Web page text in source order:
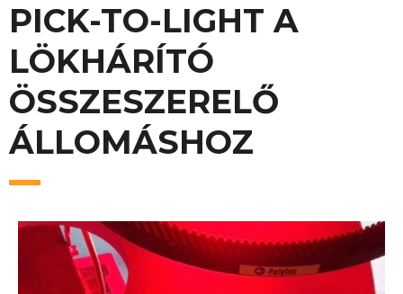
PICK-TO-LIGHT A
LÖKHÁRÍTÓ
ÖSSZESZERELŐ
ÁLLOMÁSHOZ